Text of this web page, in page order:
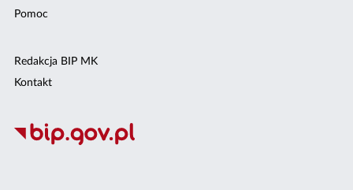
Pomoc
Redakcja BIP MK
Kontakt